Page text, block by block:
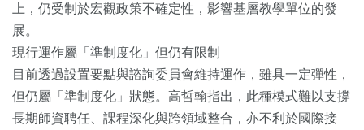
上，仍受制於宏觀政策不確定性，影響基層教學單位的發
展。
現行運作屬「準制度化」但仍有限制
目前透過設置要點與諮詢委員會維持運作，雖具一定彈性，
但仍屬「準制度化」狀態。高哲翰指出，此種模式難以支撐
長期師資聘任、課程深化與跨領域整合，亦不利於國際接